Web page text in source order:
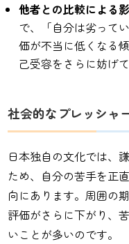
他者との比較による
で、「自分は劣って
価が不当に低くなる
己受容をさらに妨げて
社会的なプレッシャ
日本独自の文化では、
ため、自分の苦手を正
向にあります。周囲の
評価がさらに下がり、
いことが多いのです。